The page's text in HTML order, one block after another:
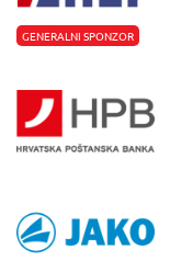
GENERALNI SPONZOR